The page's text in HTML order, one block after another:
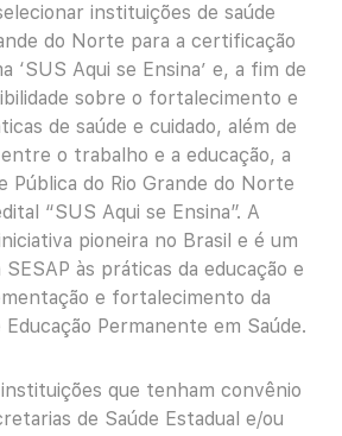
instituições de saúde
do Norte para a certificação
‘SUS Aqui se Ensina’ e, a fim de
sobre o fortalecimento e
de saúde e cuidado, além de
o trabalho e a educação, a
Pública do Rio Grande do Norte
“SUS Aqui se Ensina”. A
pioneira no Brasil e é um
às práticas da educação e
e fortalecimento da
Permanente em Saúde.
que tenham convênio
de Saúde Estadual e/ou